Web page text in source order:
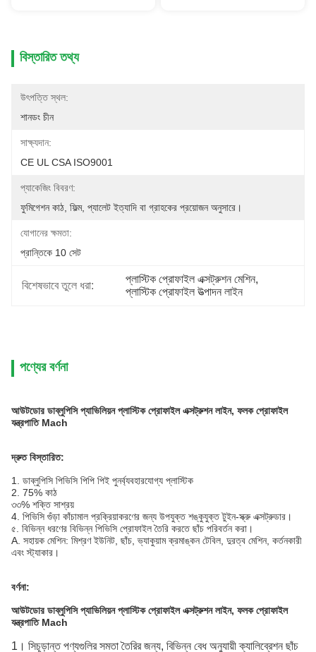
বিস্তারিত তথ্য
উৎপত্তি স্থল:
শানডং চীন
সাক্ষ্যদান:
CE UL CSA ISO9001
প্যাকেজিং বিবরণ:
ফুমিগেশন কাঠ, ফিল্ম, প্যালেট ইত্যাদি বা গ্রাহকের প্রয়োজন অনুসারে।
যোগানের ক্ষমতা:
প্রান্তিকে 10 সেট
বিশেষভাবে তুলে ধরা:
প্লাস্টিক প্রোফাইল এক্সট্রুশন মেশিন,
প্লাস্টিক প্রোফাইল উত্পাদন লাইন
পণ্যের বর্ণনা
আউটডোর ডাব্লুপিসি প্যাভিলিয়ন প্লাস্টিক প্রোফাইল এক্সট্রুশন লাইন, ফলক প্রোফাইল
যন্ত্রপাতি Mach
দ্রুত বিস্তারিত:
1. ডাব্লুপিসি পিভিসি পিপি পিই পুনর্ব্যবহারযোগ্য প্লাস্টিক
2. 75% কাঠ
৩৩% শক্তি সাশ্রয়
4. পিভিসি গুঁড়া কাঁচামাল প্রক্রিয়াকরণের জন্য উপযুক্ত শঙ্কুযুক্ত টুইন-স্ক্রু এক্সট্রুডার।
৫. বিভিন্ন ধরণের বিভিন্ন পিভিসি প্রোফাইল তৈরি করতে ছাঁচ পরিবর্তন করা।
A. সহায়ক মেশিন: মিশ্রণ ইউনিট, ছাঁচ, ভ্যাকুয়াম ক্রমাঙ্কন টেবিল, দুরত্ব মেশিন, কর্তনকারী
এবং স্ট্যাকার।
বর্ণনা:
আউটডোর ডাব্লুপিসি প্যাভিলিয়ন প্লাস্টিক প্রোফাইল এক্সট্রুশন লাইন, ফলক প্রোফাইল
যন্ত্রপাতি Mach
1। সিচূড়ান্ত পণ্যগুলির সমতা তৈরির জন্য, বিভিন্ন বেধ অনুযায়ী ক্যালিব্রেশন ছাঁচ